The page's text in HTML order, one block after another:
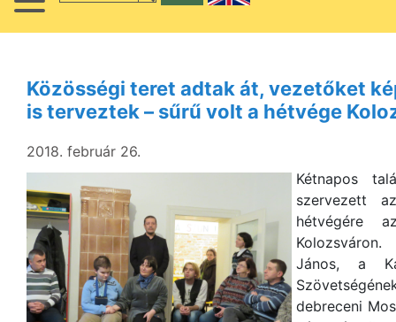
Közösségi teret adtak át, vezetőket
is terveztek – sűrű volt a hétvége
2018. február 26.
Kétnapos
szervezett
hétvégére
János, a
debreceni